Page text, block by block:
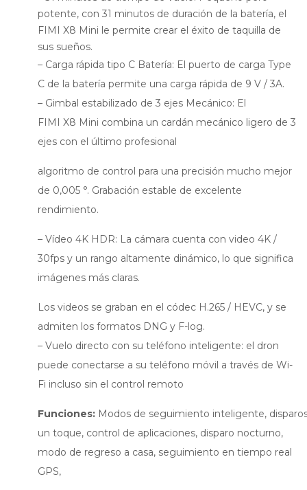
potente, con 31 minutos de duración de la batería, el
FIMI X8 Mini le permite crear el éxito de taquilla de
sus sueños.
– Carga rápida tipo C Batería: El puerto de carga Type
C de la batería permite una carga rápida de 9 V / 3A.
– Gimbal estabilizado de 3 ejes Mecánico: El
FIMI X8 Mini combina un cardán mecánico ligero de 3
ejes con el último profesional
algoritmo de control para una precisión mucho mejor
de 0,005 °. Grabación estable de excelente
rendimiento.
– Vídeo 4K HDR: La cámara cuenta con video 4K /
30fps y un rango altamente dinámico, lo que significa
imágenes más claras.
Los videos se graban en el códec H.265 / HEVC, y se
admiten los formatos DNG y F-log.
– Vuelo directo con su teléfono inteligente: el dron
puede conectarse a su teléfono móvil a través de Wi-
Fi incluso sin el control remoto
Funciones: Modos de seguimiento inteligente,
un toque, control de aplicaciones, disparo nocturno,
modo de regreso a casa, seguimiento en tiempo real
GPS,